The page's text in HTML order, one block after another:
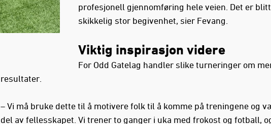
profesjonell gjennomføring hele veien. Det er
skikkelig stor begivenhet, sier Fevang.
Viktig inspirasjon videre
For Odd Gatelag handler slike turneringer om
resultater.
– Vi må bruke dette til å motivere folk til å komme på treningene og
del av fellesskapet. Vi trener to ganger i uka med frokost og fotball,